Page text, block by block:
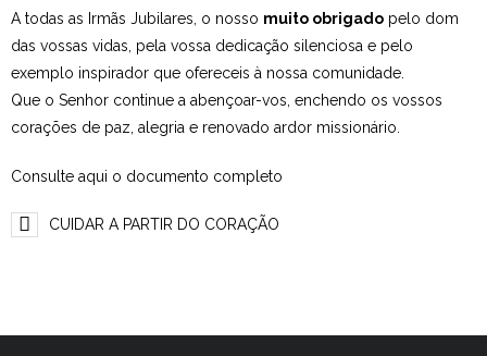
A todas as Irmãs Jubilares, o nosso muito obrigado pelo dom
das vossas vidas, pela vossa dedicação silenciosa e pelo
exemplo inspirador que ofereceis à nossa comunidade.
Que o Senhor continue a abençoar-vos, enchendo os vossos
corações de paz, alegria e renovado ardor missionário.
Consulte aqui o documento completo
CUIDAR A PARTIR DO CORAÇÃO